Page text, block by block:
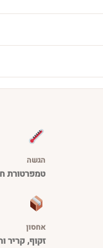
הגשה
טמפרטורת
אחסון
זקוף, קריר